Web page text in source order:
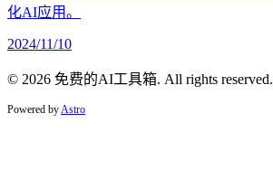
化AI应用。
2024/11/10
© 2026 免费的AI工具箱. All rights reserved.
Powered byAstro